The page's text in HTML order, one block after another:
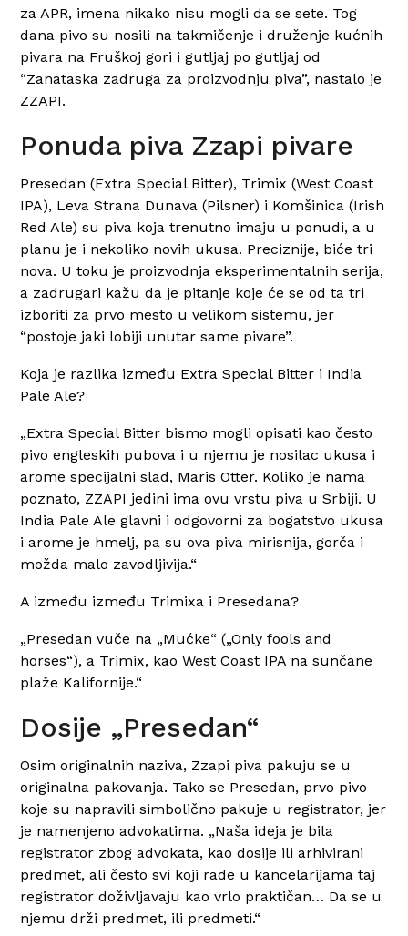
za APR, imena nikako nisu mogli da se sete. Tog
dana pivo su nosili na takmičenje i druženje kućnih
pivara na Fruškoj gori i gutljaj po gutljaj od
“Zanataska zadruga za proizvodnju piva”, nastalo je
ZZAPI.
Ponuda piva Zzapi pivare
Presedan (Extra Special Bitter), Trimix (West Coast
IPA), Leva Strana Dunava (Pilsner) i Komšinica (Irish
Red Ale) su piva koja trenutno imaju u ponudi, a u
planu je i nekoliko novih ukusa. Preciznije, biće tri
nova. U toku je proizvodnja eksperimentalnih serija,
a zadrugari kažu da je pitanje koje će se od ta tri
izboriti za prvo mesto u velikom sistemu, jer
“postoje jaki lobiji unutar same pivare”.
Koja je razlika između Extra Special Bitter i India
Pale Ale?
„Extra Special Bitter bismo mogliopisati kao često
pivo engleskih pubova i u njemu je nosilac ukusa i
arome specijalnislad, Maris Otter. Koliko je nama
poznato, ZZAPI jedini ima ovu vrstu piva u Srbiji. U
India Pale Ale glavni i odgovorni za bogatstvo ukusa
i arome je hmelj, pa su ova piva mirisnija, gorča i
možda malo zavodljivija.“
A između između Trimixa i Presedana?
„Presedan vuče na „Mućke“ („Only fools and
horses“), a Trimix, kao West Coast IPA na sunčane
plaže Kalifornije.“
Dosije „Presedan“
Osim originalnih naziva, Zzapi piva pakuju se u
originalna pakovanja. Tako se Presedan, prvo pivo
koje su napravili simbolično pakuje u registrator, jer
je namenjeno advokatima. „Naša ideja je bila
registrator zbog advokata, kao dosije ili arhivirani
predmet, ali često svi koji rade u kancelarijama taj
registrator doživljavaju kao vrlo praktičan… Da se u
njemu drži predmet, ili predmeti.“